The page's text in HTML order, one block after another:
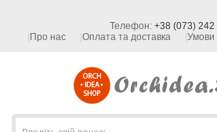
Телефон: +38 (073) 242
Про нас
Оплата та доставка Умови